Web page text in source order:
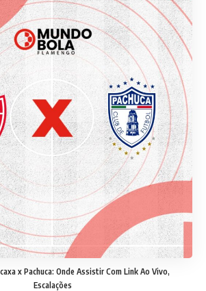
x Pachuca: Onde Assistir Com Link Ao Vivo,
Escalações